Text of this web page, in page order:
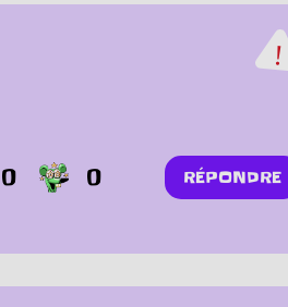
0 0 RÉPONDRE